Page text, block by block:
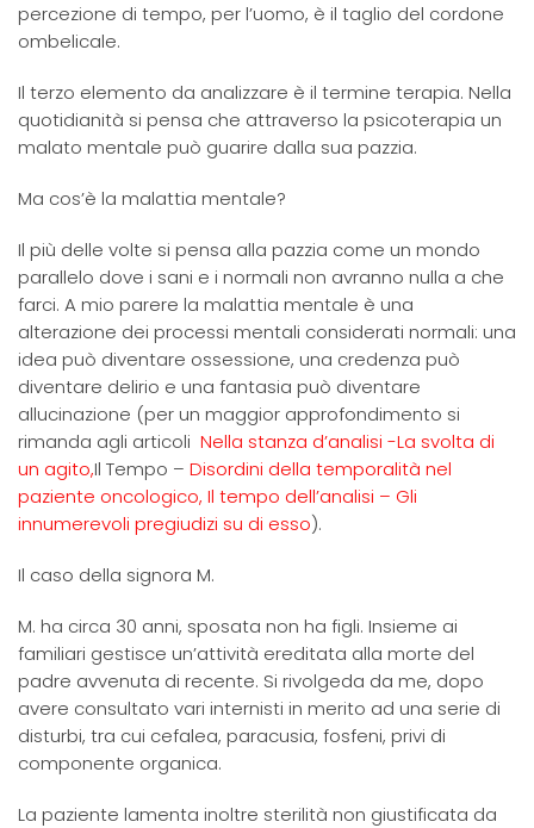
percezione di tempo, per l’uomo, è il taglio del cordone
ombelicale.
Il terzo elemento da analizzare è il termine terapia. Nella
quotidianità si pensa che attraverso la psicoterapia un
malato mentale può guarire dalla sua pazzia.
Ma cos’è la malattia mentale?
Il più delle volte si pensa alla pazzia come un mondo
parallelo dove i sani e i normali non avranno nulla a che
farci. A mio parere la malattia mentale è una
alterazione dei processi mentali considerati normali: una
idea può diventare ossessione, una credenza può
diventare delirio e una fantasia può diventare
allucinazione (per un maggior approfondimento si
rimanda agli articoli Nella stanza d’analisi -La svolta di
un agito,Il Tempo – Disordini della temporalità nel
paziente oncologico, Il tempo dell’analisi – Gli
innumerevoli pregiudizi su di esso).
Il caso della signora M.
M. ha circa 30 anni, sposata non ha figli. Insieme ai
familiari gestisce un’attività ereditata alla morte del
padre avvenuta di recente. Si rivolgeda da me, dopo
avere consultato vari internisti in merito ad una serie di
disturbi, tra cui cefalea, paracusia, fosfeni, privi di
componente organica.
La paziente lamenta inoltre sterilità non giustificata da